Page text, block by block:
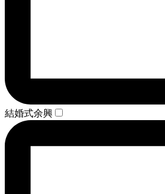
結婚式余興